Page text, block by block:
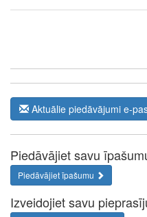
Aktuālie piedāvājumi e-
Piedāvājiet savu
Piedāvājiet īpašumu
Izveidojiet savu